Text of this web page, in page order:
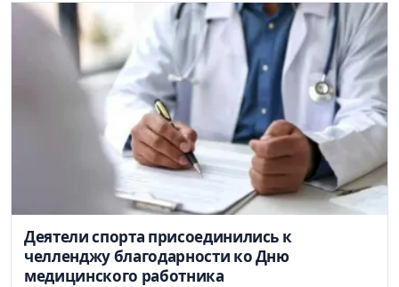
Деятели спорта присоединились к
челленджу благодарности ко Дню
медицинского работника